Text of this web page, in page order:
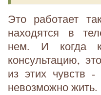
Это работает
находятся в
нем. И когда
консультацию,
из этих чувств
невозможно жить.